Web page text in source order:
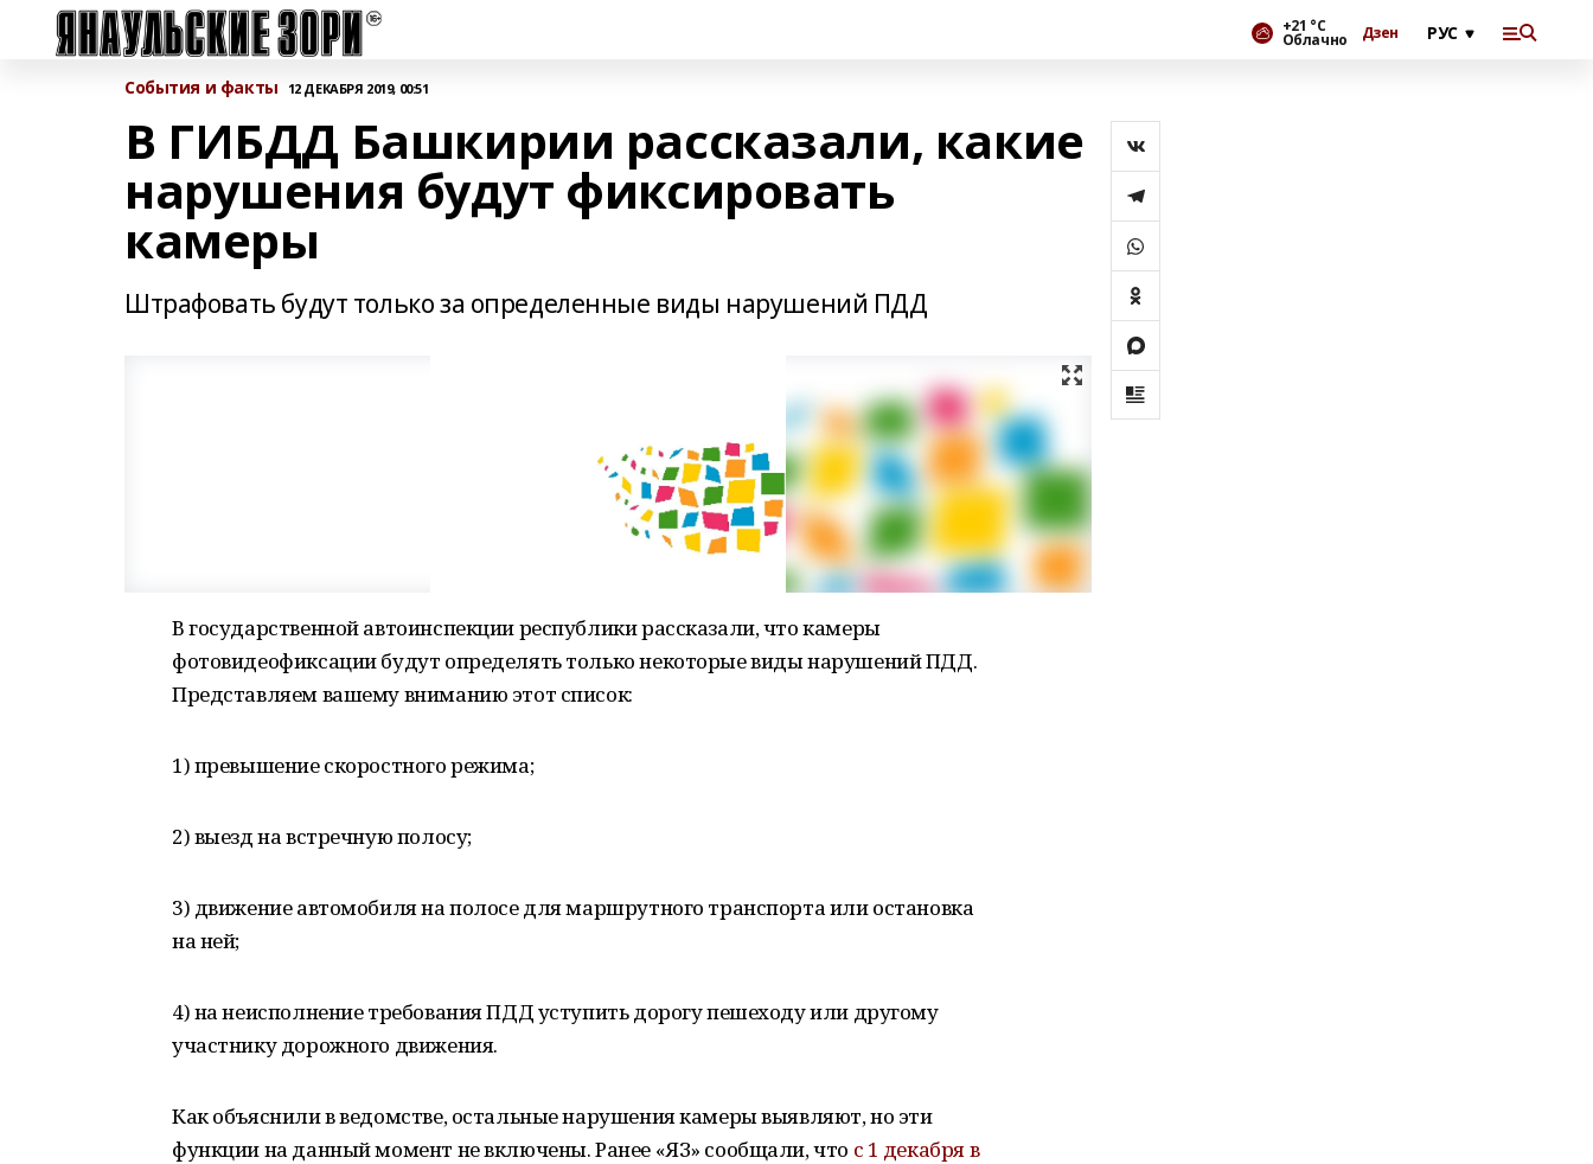
+21 °С
Облачно Дзен
События и факты 12 ДЕКАБРЯ 2019, 00:51
В ГИБДД Башкирии рассказали, какие
нарушения будут фиксировать
камеры
Штрафовать будут только за определенные виды нарушений ПДД
В государственной автоинспекции республики рассказали, что камеры
фотовидеофиксации будут определять только некоторые виды нарушений ПДД.
Представляем вашему вниманию этот список:
1) превышение скоростного режима;
2) выезд на встречную полосу;
3) движение автомобиля на полосе для маршрутного транспорта или остановка
на ней;
4) на неисполнение требования ПДД уступить дорогу пешеходу или другому
участнику дорожного движения.
Как объяснили в ведомстве, остальные нарушения камеры выявляют, но эти
функции на данный момент не включены. Ранее «ЯЗ» сообщали, что с 1 декабря в